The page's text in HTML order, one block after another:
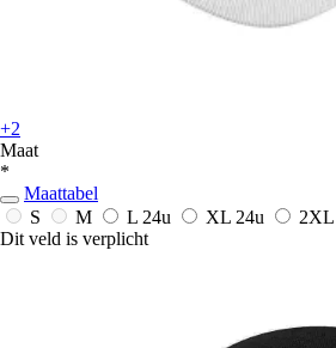
+2
Maat
*
Maattabel
S
M L 24u XL 24u 2XL
Dit veld is verplicht